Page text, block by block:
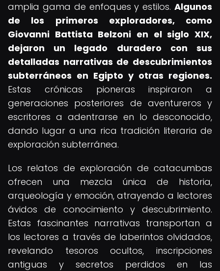
amplia gama de enfoques y estilos. Algunos
de los primeros exploradores, como
Giovanni Battista Belzoni en el siglo XIX,
dejaron un legado duradero con sus
detalladas narrativas de descubrimientos
subterráneos en Egipto y otras regiones.
Estas crónicas pioneras inspiraron a
generaciones posteriores de aventureros y
escritores a adentrarse en lo desconocido,
dando lugar a una rica tradición literaria de
exploración subterránea.
Los relatos de exploración de catacumbas
ofrecen una mezcla única de historia,
arqueología y emoción, atrayendo a lectores
ávidos de conocimiento y descubrimiento.
Estas fascinantes narrativas transportan a
los lectores a través de laberintos olvidados,
revelando tesoros ocultos, inscripciones
antiguas y secretos perdidos en las